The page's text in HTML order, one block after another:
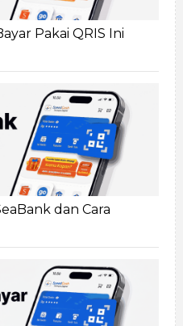
Pakai QRIS Ini
dan Cara